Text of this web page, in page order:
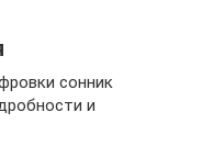
сонник
и